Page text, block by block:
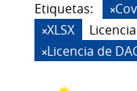
Etiquetas:
XLSX
Licencia de